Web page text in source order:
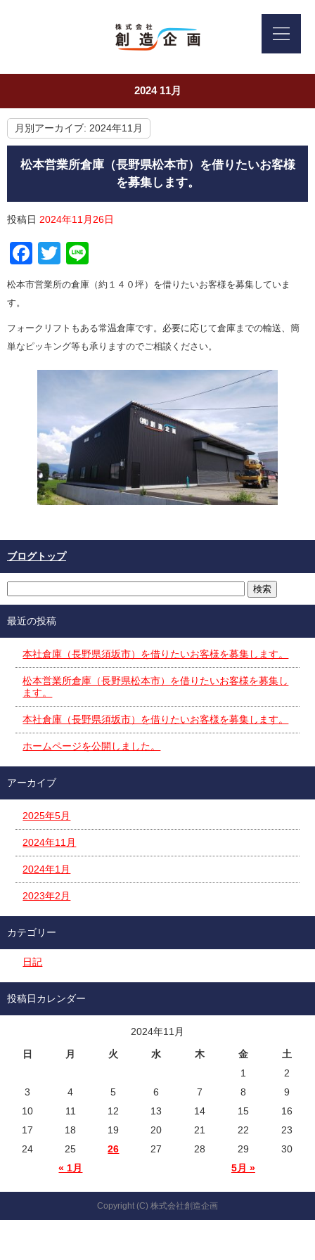
2024 11月
月別アーカイブ: 2024年11月
松本営業所倉庫（長野県松本市）を借りたいお客様
を募集します。
投稿日 2024年11月26日
Facebook
Twitter
松本市営業所の倉庫（約１４０坪）を借りたいお客様を募集していま
す。
フォークリフトもある常温倉庫です。必要に応じて倉庫までの輸送、簡
単なピッキング等も承りますのでご相談ください。
ブログトップ
最近の投稿
本社倉庫（長野県須坂市）を借りたいお客様を募集します。
松本営業所倉庫（長野県松本市）を借りたいお客様を募集し
ます。
本社倉庫（長野県須坂市）を借りたいお客様を募集します。
ホームページを公開しました。
アーカイブ
2025年5月
2024年11月
2024年1月
2023年2月
カテゴリー
日記
投稿日カレンダー
2024年11月
日
月 火 水 木 金 土
« 1月 5月 »
1
2
3
4 5 6 7 8
9
10
11 12 13 14 15
16
17
18 19 20 21 22
23
24
25 26 27 28 29 30
Copyright (C) 株式会社創造企画